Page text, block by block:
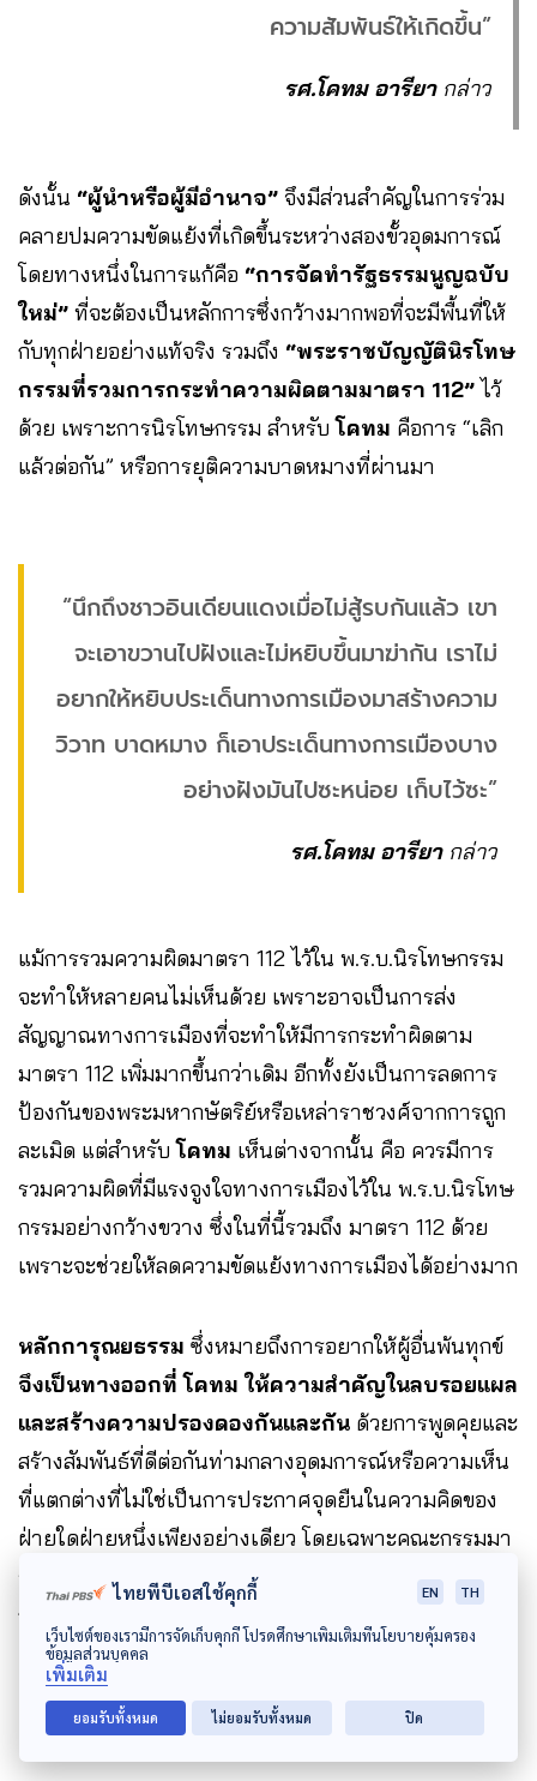
ความสัมพันธ์ให้เกิดขึ้น”
รศ.โคทม อารียากล่าว
ดังนั้น “ผู้นำหรือผู้มีอำนาจ” จึงมีส่วนสำคัญในการร่วม
คลายปมความขัดแย้งที่เกิดขึ้นระหว่างสองขั้วอุดมการณ์
โดยทางหนึ่งในการแก้คือ “การจัดทำรัฐธรรมนูญฉบับ
ใหม่” ที่จะต้องเป็นหลักการซึ่งกว้างมากพอที่จะมีพื้นที่ให้
กับทุกฝ่ายอย่างแท้จริง รวมถึง “พระราชบัญญัตินิรโทษ
กรรมที่รวมการกระทำความผิดตามมาตรา 112” ไว้
ด้วย เพราะการนิรโทษกรรม สำหรับโคทม คือการ “เลิก
แล้วต่อกัน” หรือการยุติความบาดหมางที่ผ่านมา
“นึกถึงชาวอินเดียนแดงเมื่อไม่สู้รบกันแล้ว เขา
จะเอาขวานไปฝังและไม่หยิบขึ้นมาฆ่ากัน เราไม่
อยากให้หยิบประเด็นทางการเมืองมาสร้างความ
วิวาท บาดหมาง ก็เอาประเด็นทางการเมืองบาง
อย่างฝังมันไปซะหน่อย เก็บไว้ซะ”
รศ.โคทม อารียากล่าว
แม้การรวมความผิดมาตรา 112 ไว้ใน พ.ร.บ.นิรโทษกรรม
จะทำให้หลายคนไม่เห็นด้วย เพราะอาจเป็นการส่ง
สัญญาณทางการเมืองที่จะทำให้มีการกระทำผิดตาม
มาตรา 112 เพิ่มมากขึ้นกว่าเดิม อีกทั้งยังเป็นการลดการ
ป้องกันของพระมหากษัตริย์หรือเหล่าราชวงศ์จากการถูก
ละเมิด แต่สำหรับโคทม เห็นต่างจากนั้น คือ ควรมีการ
รวมความผิดที่มีแรงจูงใจทางการเมืองไว้ใน พ.ร.บ.นิรโทษ
กรรมอย่างกว้างขวาง ซึ่งในที่นี้รวมถึง มาตรา 112 ด้วย
เพราะจะช่วยให้ลดความขัดแย้งทางการเมืองได้อย่างมาก
หลักการุณยธรรม ซึ่งหมายถึงการอยากให้ผู้อื่นพ้นทุกข์
จึงเป็นทางออกที่ โคทม ให้ความสำคัญในลบรอยแผล
และสร้างความปรองดองกันและกัน ด้วยการพูดคุยและ
สร้างสัมพันธ์ที่ดีต่อกันท่ามกลางอุดมการณ์หรือความเห็น
ที่แตกต่างที่ไม่ใช่เป็นการประกาศจุดยืนในความคิดของ
ฝ่ายใดฝ่ายหนึ่งเพียงอย่างเดียว โดยเฉพาะคณะกรรมมา
ธิการในส่วนของการจัดทำรัฐธรรมนูญที่กำลังศึกษาข้อ
กฎหมาย จะต้องรับฟังความเห็นของผู้ที่คิดต่างมากขึ้น
เพื่อหาทางออกที่พอจะเห็นพ้องต้องกันและนำพาให้ความ
คิดที่หลากหลายเดินหน้าต่อไปได้ด้วยสันติสุข
ไทยพีบีเอสใช้คุกกี้ EN TH
เว็บไซต์ของเรามีการจัดเก็บคุกกี้ โปรดศึกษาเพิ่มเติมที่นโยบายคุ้มครอง
ข้อมูลส่วนบุคคล
เพิ่มเติม
ยอมรับทั้งหมด ไม่ยอมรับทั้งหมด ปิด